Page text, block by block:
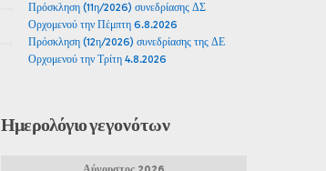
Πρόσκληση (11η/2026) συνεδρίασης ΔΣ
Ορχομενού την Πέμπτη 6.8.2026
Πρόσκληση (12η/2026) συνεδρίασης της ΔΕ
Ορχομενού την Τρίτη 4.8.2026
Ημερολόγιογεγονότων